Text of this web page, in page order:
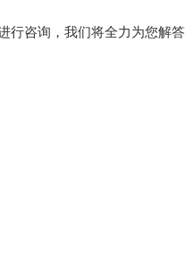
行咨询，我们将全力为您解